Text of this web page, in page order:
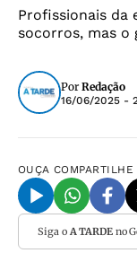
Profissionais da
socorros, mas o
Por Redação
16/06/2025 -
OUÇA COMPARTILHE
Siga o A TARDEno